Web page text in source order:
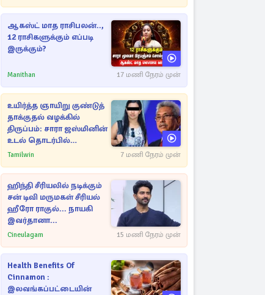
ஆகஸ்ட் மாத ராசிபலன்..,
12 ராசிகளுக்கும் எப்படி
இருக்கும்?
Manithan 17 மணி நேரம் முன்
உயிர்த்த ஞாயிறு குண்டுத்
தாக்குதல் வழக்கில்
திருப்பம்: சாரா ஜஸ்மினின்
உடல் தொடர்பில்
நீதிமன்றத்தில் வெளியான
Tamilwin 7 மணி நேரம் முன்
ஹிந்தி சீரியலில் நடிக்கும்
சன் டிவி மருமகள் சீரியல்
ஹீரோ ராகுல்... நாயகி
இவர்தானா...
Cineulagam 15 மணி நேரம் முன்
Health Benefits Of
Cinnamon :
இலவங்கப்பட்டையின்